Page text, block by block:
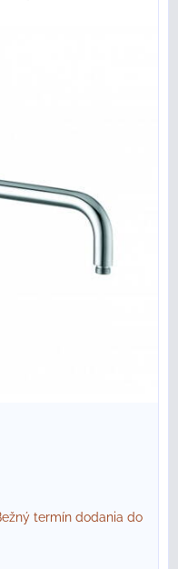
termín dodania do